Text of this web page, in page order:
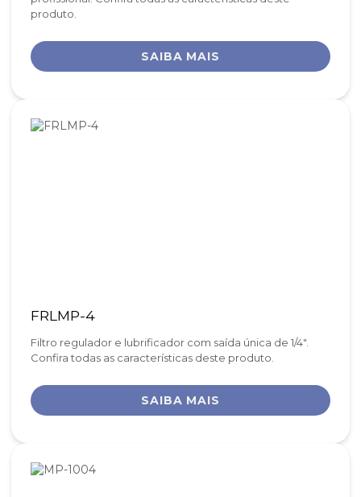
produto.
SAIBA MAIS
FRLMP-4
Filtro regulador e lubrificador com saída única de 1/4".
Confira todas as características deste produto.
SAIBA MAIS